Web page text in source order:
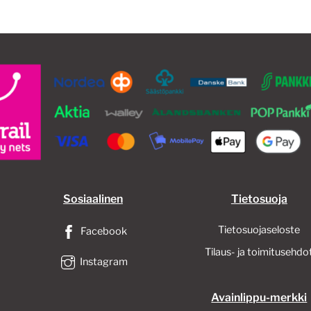
valinnat
sivulla.
Sosiaalinen
Facebook
Instagram
Tietosuoja
Tietosuojaseloste
Tilaus- ja
Avainlippu-merkki